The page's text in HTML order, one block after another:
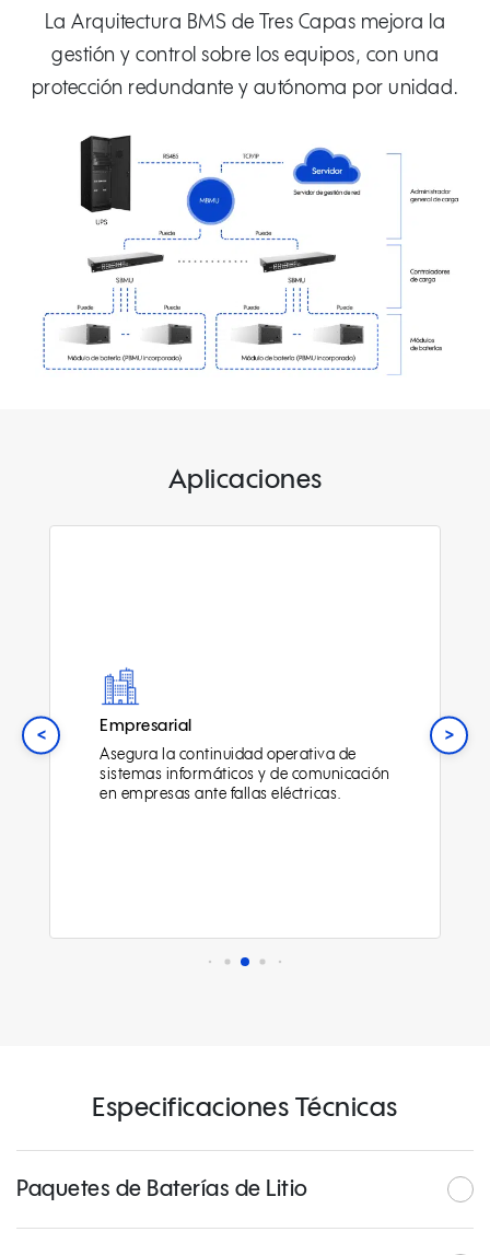
La Arquitectura BMS de Tres Capas mejora la
gestión y control sobre los equipos, con una
protección redundante y autónoma por unidad.
Aplicaciones
Empresarial
Asegura la continuidad operativa de
sistemas informáticos y de comunicación
en empresas ante fallas eléctricas.
>
<
Especificaciones Técnicas
Paquetes de Baterías de Litio